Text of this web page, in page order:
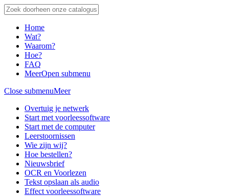
Home
Wat?
Waarom?
Hoe?
FAQ
MeerOpen submenu
Close submenuMeer
Overtuig je netwerk
Start met voorleessoftware
Start met de computer
Leerstoornissen
Wie zijn wij?
Hoe bestellen?
Nieuwsbrief
OCR en Voorlezen
Tekst opslaan als audio
Effect voorleessoftware